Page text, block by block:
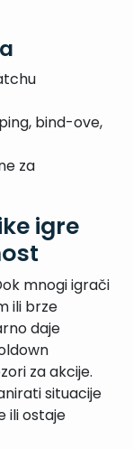
bind-ove,
za
igre
mnogi igrači
ili brze
daje
za akcije.
situacije
ili ostaje